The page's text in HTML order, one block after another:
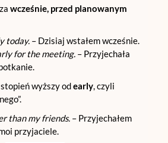
wcześnie, przed planowanym
today. – Dzisiaj wstałem wcześnie.
for the meeting. – Przyjechała
wyższy odearly, czyli
than my friends. – Przyjechałem
przyjaciele.